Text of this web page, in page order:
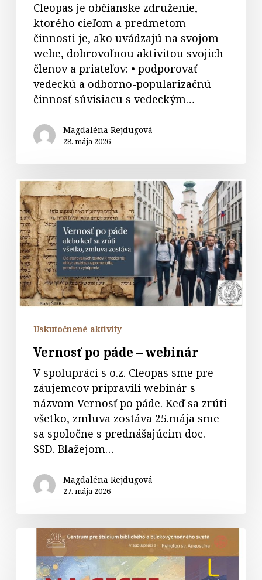
Cleopas je občianske združenie,
ktorého cieľom a predmetom
činnosti je, ako uvádzajú na svojom
webe, dobrovoľnou aktivitou svojich
členov a priateľov: • podporovať
vedeckú a odborno-popularizačnú
činnosť súvisiacu s vedeckým…
Magdaléna Rejdugová
28. mája 2026
Vernosť
po
páde
–
webinár
Uskutočnené aktivity
Vernosť po páde – webinár
V spolupráci s o.z. Cleopas sme pre
záujemcov pripravili webinár s
názvom Vernosť po páde. Keď sa zrúti
všetko, zmluva zostáva 25.mája sme
sa spoločne s prednášajúcim doc.
SSD. Blažejom…
Magdaléna Rejdugová
27. mája 2026
akadémia
mladých